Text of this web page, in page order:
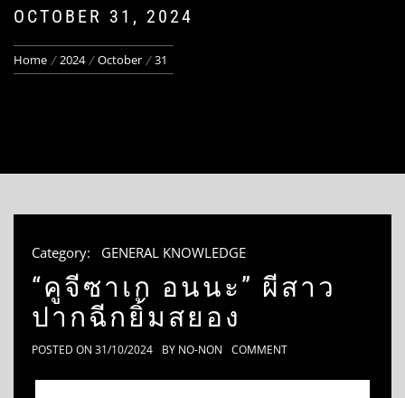
OCTOBER 31, 2024
Home 2024 October 31
Category: GENERAL KNOWLEDGE
“คูจีซาเก อนนะ” ผีสาว
ปากฉีกยิ้มสยอง
POSTED ON 31/10/2024 BY NO-NON COMMENT